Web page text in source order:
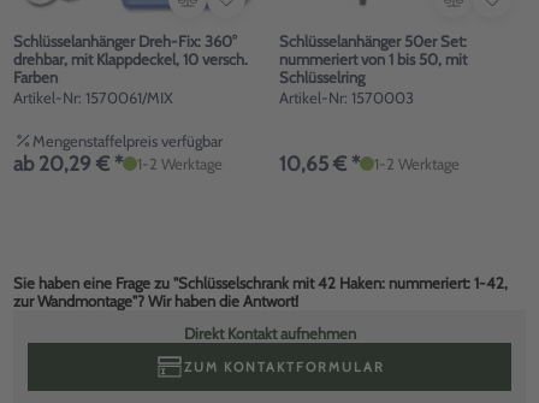
Schlüsselanhänger Dreh-Fix: 360°
drehbar, mit Klappdeckel, 10 versch.
Farben
Artikel-Nr: 1570061/MIX
Mengenstaffelpreis verfügbar
ab 20,29 € * 1-2 Werktage
Schlüsselanhänger 50er Set:
nummeriert von 1 bis 50, mit
Schlüsselring
Artikel-Nr: 1570003
10,65 € * 1-2 Werktage
Sie haben eine Frage zu "Schlüsselschrank mit 42 Haken: nummeriert: 1-42,
zur Wandmontage"? Wir haben die Antwort!
Direkt Kontakt aufnehmen
ZUM KONTAKTFORMULAR